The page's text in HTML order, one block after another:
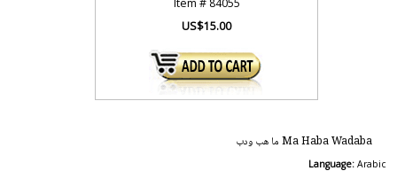
Item # 84055
US$15.00
Ma Haba Wadaba ما هب ودب
Language: Arabic